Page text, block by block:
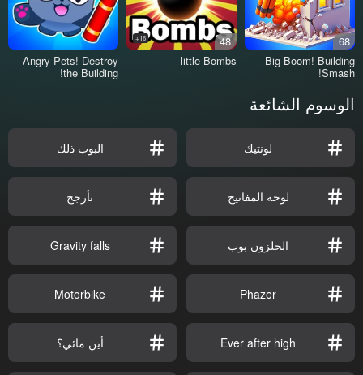
68
Big Boom! Building
Smash!
48
16+
little Bombs
Angry Pets! Destroy
the Building!
الوسوم الشائعة
لونتيك البوب ذلك
لوحة المفاتيح تأرجح
الحلزون بوب Gravity falls
Phazer
Motorbike
Ever after high أين مائي؟